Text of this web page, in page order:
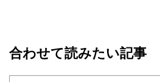
合わせて読みたい記事